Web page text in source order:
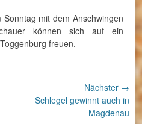
mit dem Anschwingen
können sich auf ein
freuen.
Nächster →
NächsterSchlegel gewinnt auch in
Magdenau